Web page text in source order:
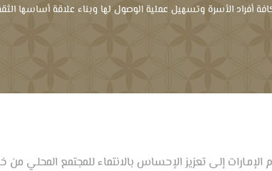
أفراد الأسرة وتسهيل عملية الوصول لها وبناء علاقة أساسها
إلى تعزيز الإحساس بالانتماء للمجتمع المحلي من